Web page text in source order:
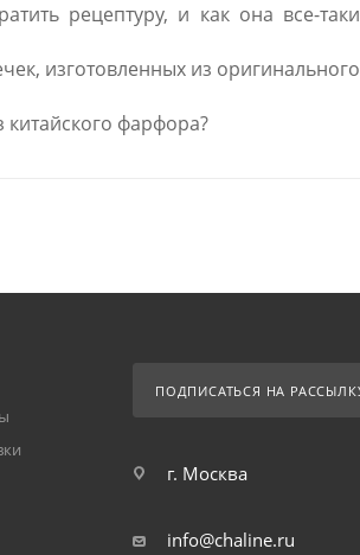
рецептуру, и как она все-таки
изготовленных из оригинального
китайского фарфора?
ПОДПИСАТЬСЯ НА
г. Москва
info@chaline.ru